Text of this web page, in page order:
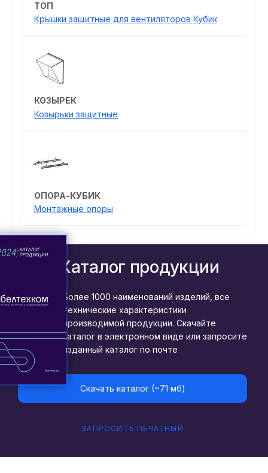
ТОП
Крышки защитные для вентиляторов Кубик
КОЗЫРЕК
Козырьки защитные
ОПОРА-КУБИК
Монтажные опоры
Каталог продукции
Более 1000 наименований изделий, все
технические характеристики
производимой продукции. Скачайте
каталог в электронном виде или запросите
изданный каталог по почте
Скачать каталог (~71 мб)
ЗАПРОСИТЬ ПЕЧАТНЫЙ